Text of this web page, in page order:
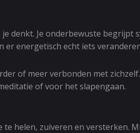
denkt. Je onderbewuste
er energetisch echt iets
of meer verbonden met
of voor het slapengaan.
helen, zuiveren en versterken.